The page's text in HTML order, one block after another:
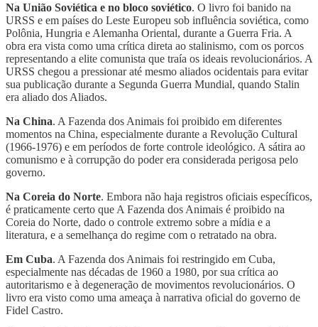
Na União Soviética e no bloco soviético. O livro foi banido na
URSS e em países do Leste Europeu sob influência soviética, como
Polônia, Hungria e Alemanha Oriental, durante a Guerra Fria. A
obra era vista como uma crítica direta ao stalinismo, com os porcos
representando a elite comunista que traía os ideais revolucionários. A
URSS chegou a pressionar até mesmo aliados ocidentais para evitar
sua publicação durante a Segunda Guerra Mundial, quando Stalin
era aliado dos Aliados.
Na China. A Fazenda dos Animais foi proibido em diferentes
momentos na China, especialmente durante a Revolução Cultural
(1966-1976) e em períodos de forte controle ideológico. A sátira ao
comunismo e à corrupção do poder era considerada perigosa pelo
governo.
Na Coreia do Norte. Embora não haja registros oficiais específicos,
é praticamente certo que A Fazenda dos Animais é proibido na
Coreia do Norte, dado o controle extremo sobre a mídia e a
literatura, e a semelhança do regime com o retratado na obra.
Em Cuba. A Fazenda dos Animais foi restringido em Cuba,
especialmente nas décadas de 1960 a 1980, por sua crítica ao
autoritarismo e à degeneração de movimentos revolucionários. O
livro era visto como uma ameaça à narrativa oficial do governo de
Fidel Castro.